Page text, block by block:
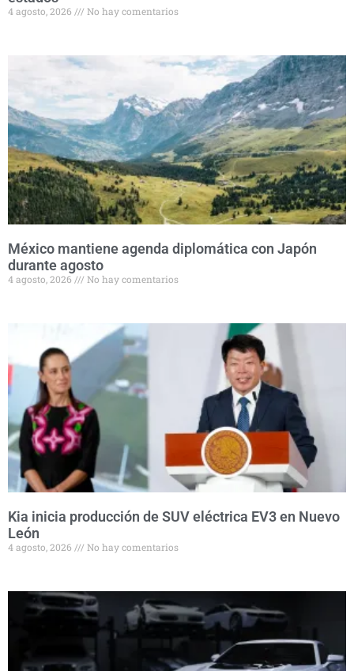
4 agosto, 2026 No hay comentarios
México mantiene agenda diplomática con Japón
durante agosto
4 agosto, 2026 No hay comentarios
Kia inicia producción de SUV eléctrica EV3 en Nuevo
León
4 agosto, 2026 No hay comentarios